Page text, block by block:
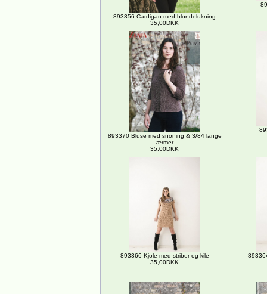
893356 Cardigan med blondelukning
35,00DKK
893370 Bluse med snoning & 3/84 lange
ærmer
35,00DKK
893366 Kjole med striber og kile
35,00DKK